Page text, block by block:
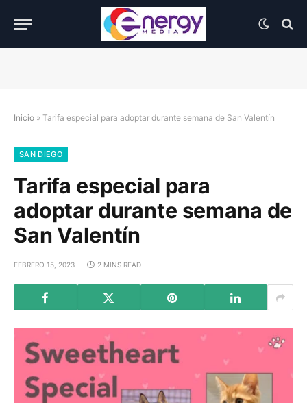
Inicio » Tarifa especial para adoptar durante semana de San Valentín
SAN DIEGO
Tarifa especial para
adoptar durante semana de
San Valentín
FEBRERO 15, 2023 2 MINS READ